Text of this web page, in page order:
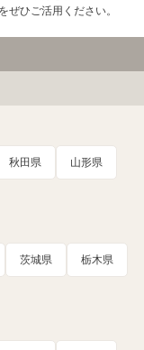
ぜひご活用ください。
秋田県 山形県
茨城県 栃木県